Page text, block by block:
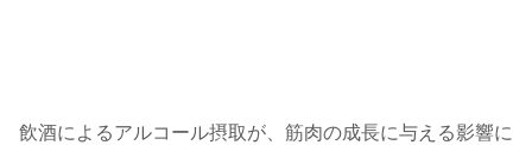
飲酒によるアルコール摂取が、筋肉の成長に与える影響に